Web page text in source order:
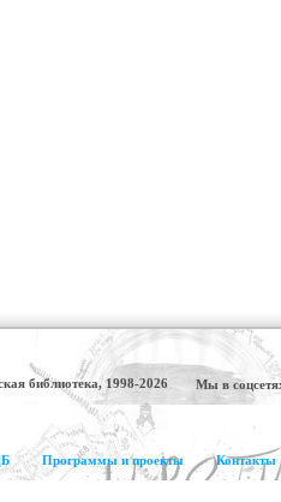
библиотека, 1998-2026 Мы в
Программы и проекты Контакты